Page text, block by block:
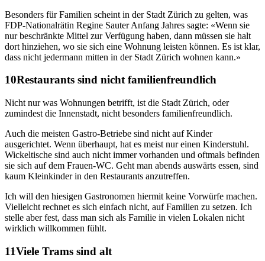
Besonders für Familien scheint in der Stadt Zürich zu gelten, was
FDP-Nationalrätin Regine Sauter Anfang Jahres sagte: «Wenn sie
nur beschränkte Mittel zur Verfügung haben, dann müssen sie halt
dort hinziehen, wo sie sich eine Wohnung leisten können. Es ist klar,
dass nicht jedermann mitten in der Stadt Zürich wohnen kann.»
Restaurants sind nicht familienfreundlich
Nicht nur was Wohnungen betrifft, ist die Stadt Zürich, oder
zumindest die Innenstadt, nicht besonders familienfreundlich.
Auch die meisten Gastro-Betriebe sind nicht auf Kinder
ausgerichtet. Wenn überhaupt, hat es meist nur einen Kinderstuhl.
Wickeltische sind auch nicht immer vorhanden und oftmals befinden
sie sich auf dem Frauen-WC. Geht man abends auswärts essen, sind
kaum Kleinkinder in den Restaurants anzutreffen.
Ich will den hiesigen Gastronomen hiermit keine Vorwürfe machen.
Vielleicht rechnet es sich einfach nicht, auf Familien zu setzen. Ich
stelle aber fest, dass man sich als Familie in vielen Lokalen nicht
wirklich willkommen fühlt.
Viele Trams sind alt